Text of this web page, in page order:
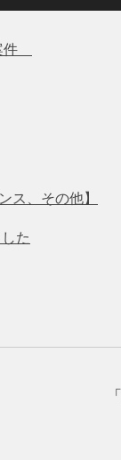
件
ス、その他】
た
「